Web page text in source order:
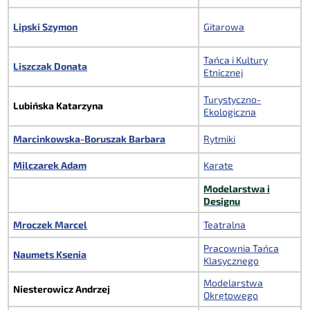
Lipski Szymon Gitarowa
Liszczak Donata
Tańca i Kultury
Etnicznej
Lubińska Katarzyna
Turystyczno-
Ekologiczna
Marcinkowska-Boruszak Barbara Rytmiki
Milczarek Adam
Karate
Modelarstwa i
Designu
Mroczek Marcel
Teatralna
Naumets Ksenia
Pracownia Tańca
Klasycznego
Niesterowicz Andrzej
Modelarstwa
Okrętowego